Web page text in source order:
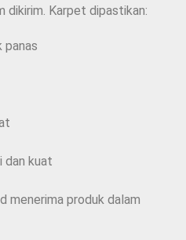
dikirim. Karpet dipastikan:
panas
dan kuat
menerima produk dalam